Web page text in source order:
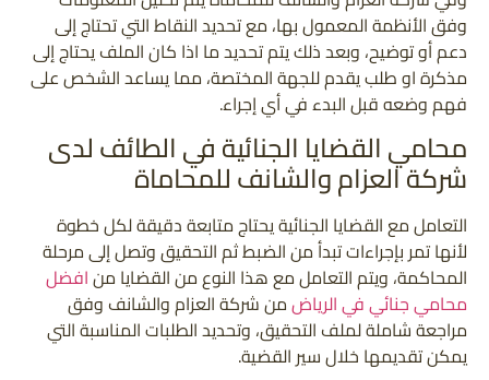
وفق الأنظمة المعمول بها، مع تحديد النقاط التي تحتاج إلى
دعم أو توضيح، وبعد ذلك يتم تحديد ما اذا كان الملف يحتاج إلى
مذكرة او طلب يقدم للجهة المختصة، مما يساعد الشخص على
فهم وضعه قبل البدء في أي إجراء.
محامي القضايا الجنائية في الطائف لدى
شركة العزام والشانف للمحاماة
التعامل مع القضايا الجنائية يحتاج متابعة دقيقة لكل خطوة
لأنها تمر بإجراءات تبدأ من الضبط ثم التحقيق وتصل إلى مرحلة
المحاكمة، ويتم التعامل مع هذا النوع من القضايا منافضل
محامي جنائي في الرياضمن شركة العزام والشانف وفق
مراجعة شاملة لملف التحقيق، وتحديد الطلبات المناسبة التي
يمكن تقديمها خلال سير القضية.